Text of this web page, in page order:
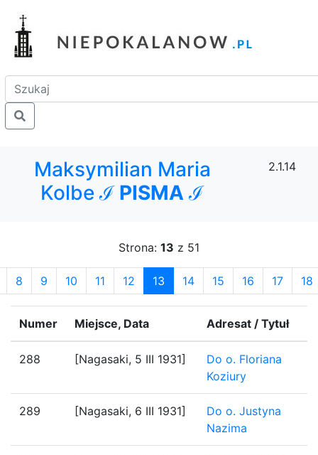
Maksymilian Maria
Kolbe ℐ PISMA ℐ
2.1.14
Strona: 13 z 51
8 9 10 11 12 13 14 15 16 17 18
Numer Miejsce, Data Adresat / Tytuł
288 [Nagasaki, 5 III 1931]
Do o. Floriana
Koziury
289 [Nagasaki, 6 III 1931]
Do o. Justyna
Nazima